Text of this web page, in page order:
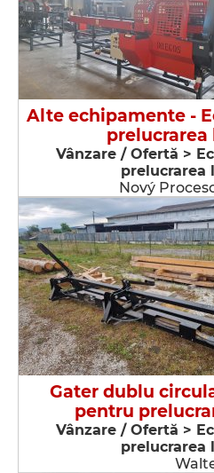
Alte echipamente -
Vânzare / Ofertă >
prelucrarea
Nový
Gater dublu
pentru
Vânzare / Ofertă >
prelucrarea